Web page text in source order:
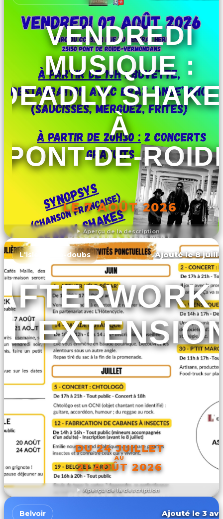
Aperçu de la description
VENDREDI
MUSIQUE :
À
PONT-DE-
LE 7 AOÛT 2026
DÉCOUVRIR L'ÉVÉNEMENT
Aperçu de la description
L'isle-sur-le-doubs Ajouté le 8
DU 24 JUILLET
AU
21 AOÛT 2026
DÉCOUVRIR L'ÉVÉNEMENT
Belvoir Ajouté le 3